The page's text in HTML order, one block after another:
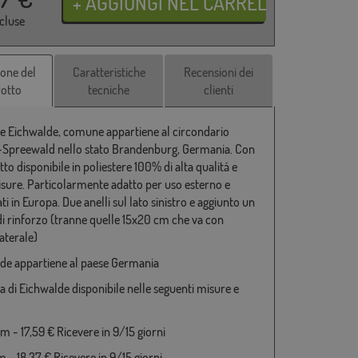
del
Caratteristiche
tecniche
Recensioni dei
clienti
Eichwalde, comune appartiene al circondario
nello stato Brandenburg, Germania. Con
disponibile in poliestere 100% di alta qualitá e
Particolarmente adatto per uso esterno e
in Europa. Due anelli sul lato sinistro e aggiunto un
rinforzo (tranne quelle 15x20 cm che va con
appartiene al paese Germania
di Eichwalde disponibile nelle seguenti misure e
- 17,59 € Ricevere in 9/15 giorni